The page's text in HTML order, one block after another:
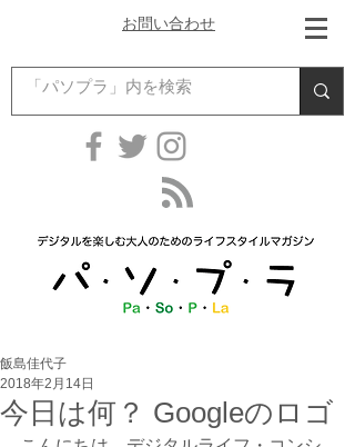
お問い合わせ
今日は何？ Googleのロゴ
飯島佳代子
2018年2月14日